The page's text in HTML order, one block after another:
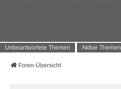
Unbeantwortete Themen Aktive Themen
Foren-Übersicht